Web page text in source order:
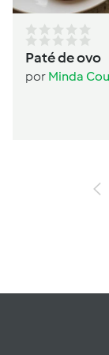
Paté de ovo
por Minda